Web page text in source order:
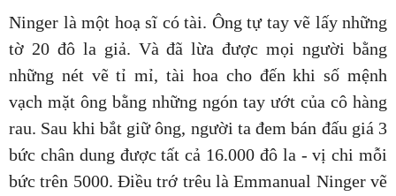
Ninger là một hoạ sĩ có tài. Ông tự tay vẽ lấy những
tờ 20 đô la giả. Và đã lừa được mọi người bằng
những nét vẽ tỉ mỉ, tài hoa cho đến khi số mệnh
vạch mặt ông bằng những ngón tay ướt của cô hàng
rau. Sau khi bắt giữ ông, người ta đem bán đấu giá 3
bức chân dung được tất cả 16.000 đô la - vị chi mỗi
bức trên 5000. Điều trớ trêu là Emmanual Ninger vẽ